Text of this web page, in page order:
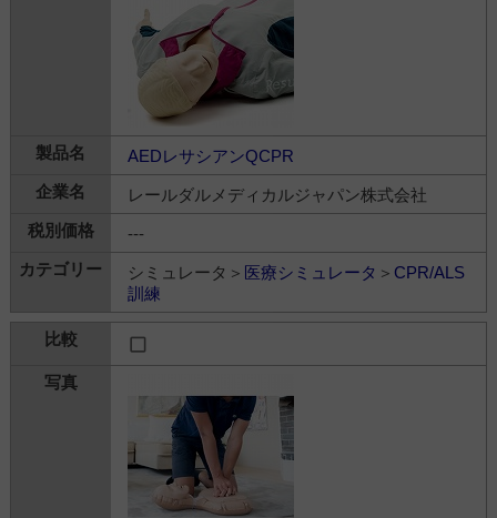
AEDレサシアンQCPR
レールダルメディカルジャパン株式会社
---
シミュレータ＞ 医療シミュレータ ＞ CPR/ALS
訓練